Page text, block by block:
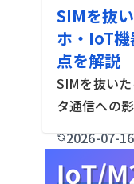
SIMを抜
ホ・IoT
点を解説
SIMを抜い
タ通信への
や端末譲渡
人・IoT機器
止リスクと
2026-07-16